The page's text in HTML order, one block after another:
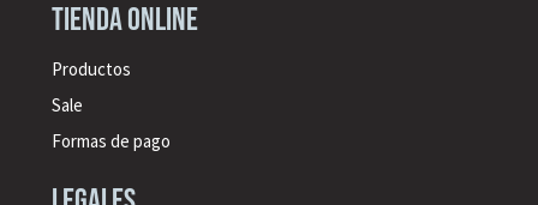
Tienda online
Productos
Sale
Formas de pago